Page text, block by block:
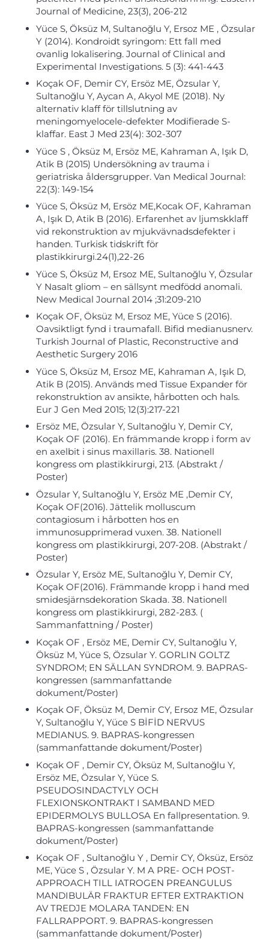
Journal of Medicine, 23(3), 206-212
Yüce S, Öksüz M, Sultanoğlu Y, Ersoz ME , Özsular
Y (2014). Kondroidt syringom: Ett fall med
ovanlig lokalisering. Journal of Clinical and
Experimental Investigations. 5 (3): 441-443
Koçak OF, Demir CY, Ersöz ME, Özsular Y,
Sultanoğlu Y, Aycan A, Akyol ME (2018). Ny
alternativ klaff för tillslutning av
meningomyelocele-defekter Modifierade S-
klaffar. East J Med 23(4): 302-307
Yüce S , Öksüz M, Ersöz ME, Kahraman A, Işık D,
Atik B (2015) Undersökning av trauma i
geriatriska åldersgrupper. Van Medical Journal:
22(3): 149-154
Yüce S, Öksüz M, Ersöz ME,Kocak OF, Kahraman
A, Işık D, Atik B (2016). Erfarenhet av ljumskklaff
vid rekonstruktion av mjukvävnadsdefekter i
handen. Turkisk tidskrift för
plastikkirurgi.24(1),22-26
Yüce S, Öksüz M, Ersoz ME, Sultanoğlu Y, Özsular
Y Nasalt gliom – en sällsynt medfödd anomali.
New Medical Journal 2014 ;31:209-210
Koçak OF, Öksüz M, Ersoz ME, Yüce S (2016).
Oavsiktligt fynd i traumafall. Bifid medianusnerv.
Turkish Journal of Plastic, Reconstructive and
Aesthetic Surgery 2016
Yüce S, Öksüz M, Ersoz ME, Kahraman A, Işık D,
Atik B (2015). Används med Tissue Expander för
rekonstruktion av ansikte, hårbotten och hals.
Eur J Gen Med 2015; 12(3):217-221
Ersöz ME, Özsular Y, Sultanoğlu Y, Demir CY,
Koçak OF (2016). En främmande kropp i form av
en axelbit i sinus maxillaris. 38. Nationell
kongress om plastikkirurgi, 213. (Abstrakt /
Poster)
Özsular Y, Sultanoğlu Y, Ersöz ME ,Demir CY,
Koçak OF(2016). Jättelik molluscum
contagiosum i hårbotten hos en
immunosupprimerad vuxen. 38. Nationell
kongress om plastikkirurgi, 207-208. (Abstrakt /
Poster)
Özsular Y, Ersöz ME, Sultanoğlu Y, Demir CY,
Koçak OF(2016). Främmande kropp i hand med
smidesjärnsdekoration Skada. 38. Nationell
kongress om plastikkirurgi, 282-283. (
Sammanfattning / Poster)
Koçak OF , Ersöz ME, Demir CY, Sultanoğlu Y,
Öksüz M, Yüce S, Özsular Y. GORLIN GOLTZ
SYNDROM; EN SÄLLAN SYNDROM. 9. BAPRAS-
kongressen (sammanfattande
dokument/Poster)
Koçak OF, Öksüz M, Demir CY, Ersoz ME, Özsular
Y, Sultanoğlu Y, Yüce S BİFİD NERVUS
MEDIANUS. 9. BAPRAS-kongressen
(sammanfattande dokument/Poster)
Koçak OF , Demir CY, Öksüz M, Sultanoğlu Y,
Ersöz ME, Özsular Y, Yüce S.
PSEUDOSINDACTYLY OCH
FLEXIONSKONTRAKT I SAMBAND MED
EPIDERMOLYS BULLOSA En fallpresentation. 9.
BAPRAS-kongressen (sammanfattande
dokument/Poster)
Koçak OF , Sultanoğlu Y , Demir CY, Öksüz, Ersöz
ME, Yüce S , Özsular Y. M A PRE- OCH POST-
APPROACH TILL IATROGEN PREANGULUS
MANDIBULÄR FRAKTUR EFTER EXTRAKTION
AV TREDJE MOLARA TANDEN: EN
FALLRAPPORT. 9. BAPRAS-kongressen
(sammanfattande dokument/Poster)